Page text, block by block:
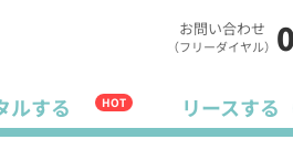
お問い合わせ
（フリーダイヤル）
ルする HOT リースする